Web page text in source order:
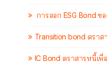
การออก ESG Bond ข
Transition bond ตรา
IC Bond ตราสารหนี้เ